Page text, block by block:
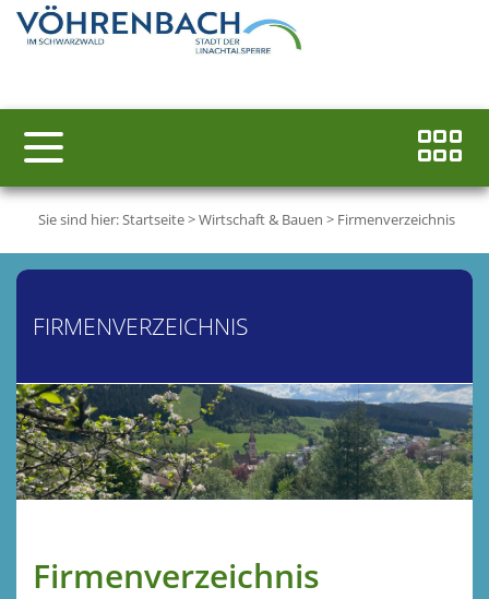
Sie sind hier:Startseite>Wirtschaft & Bauen > Firmenverzeichnis
FIRMENVERZEICHNIS
Firmenverzeichnis